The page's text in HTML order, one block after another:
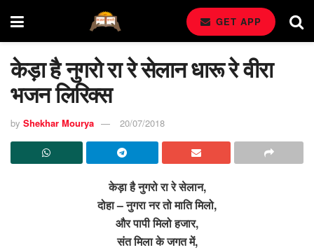
GET APP
केड़ा है नुगरो रा रे सेलान धारू रे वीरा
भजन लिरिक्स
by Shekhar Mourya 20/07/2018
केड़ा है नुगरो रा रे सेलान,
दोहा – नुगरा नर तो माति मिलो,
और पापी मिलो हजार,
संत मिला के जगत में,